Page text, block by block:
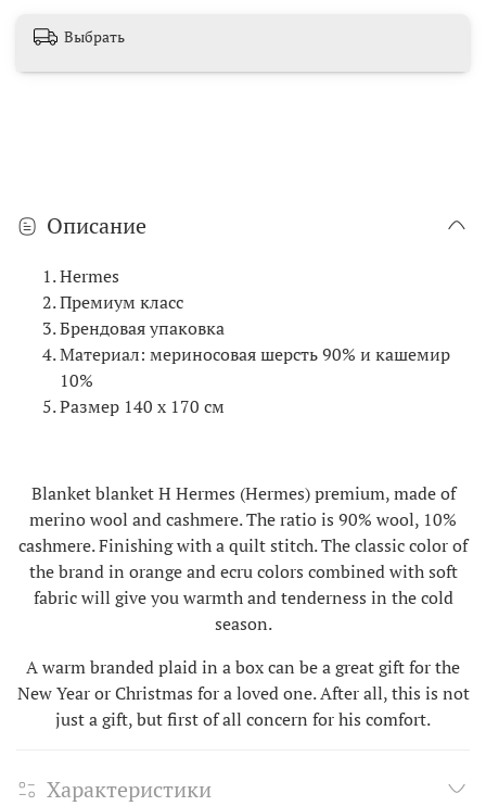
Выбрать
Описание
Hermes
Премиум класс
Брендовая упаковка
Материал: мериносовая шерсть 90% и кашемир
10%
Размер 140 х 170 см
Blanket blanket H Hermes (Hermes) premium, made of
merino wool and cashmere. The ratio is 90% wool, 10%
cashmere. Finishing with a quilt stitch. The classic color of
the brand in orange and ecru colors combined with soft
fabric will give you warmth and tenderness in the cold
season.
A warm branded plaid in a box can be a great gift for the
New Year or Christmas for a loved one. After all, this is not
just a gift, but first of all concern for his comfort.
Характеристики